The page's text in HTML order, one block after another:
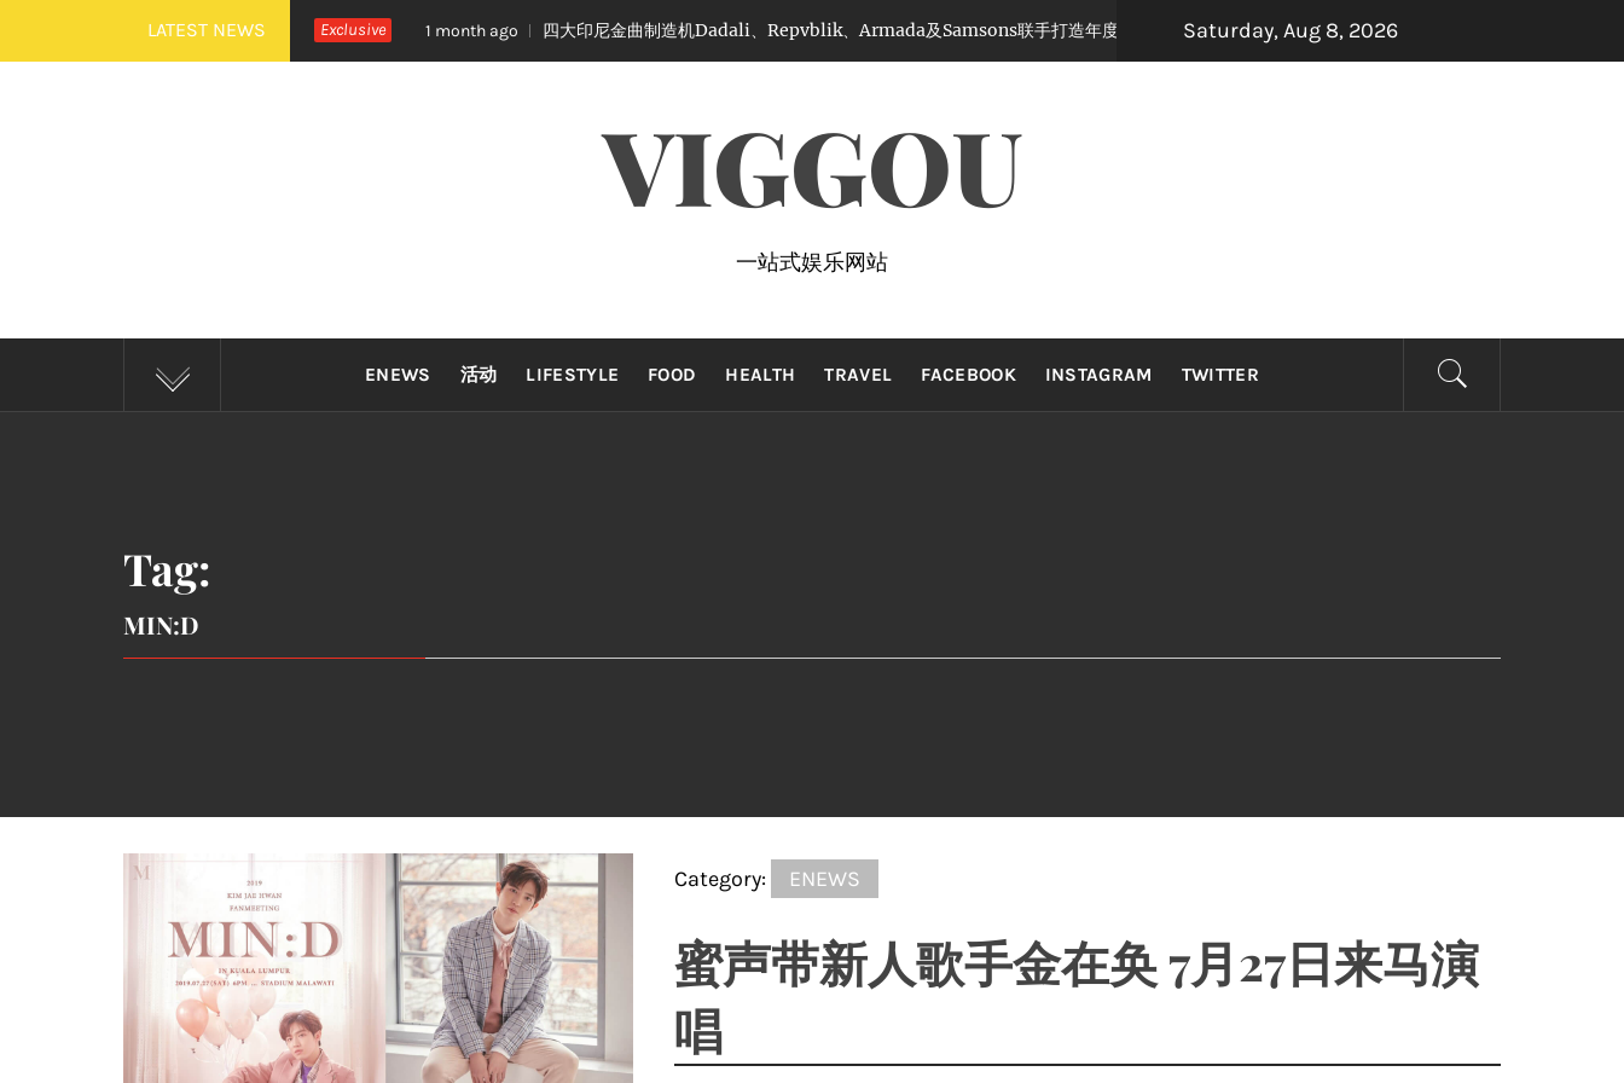
to
LATEST NEWS Exclusive
秉治《活着 Alive》巡演 Zepp KL 热血开唱 1 month ago 四大印尼金曲制造机Dadali、Repvblik、Armada及Samsons联手打造年度最强怀旧音乐盛宴，8月22日，约定你一起唱响青春！
Saturday, Aug 8, 2026
VIGGOU
一站式娱乐网站
ENEWS 活动 LIFESTYLE FOOD HEALTH TRAVEL FACEBOOK INSTAGRAM TWITTER
Tag:
MIN:D
Category: ENEWS
蜜声带新人歌手金在奂 7月27日来马演
唱